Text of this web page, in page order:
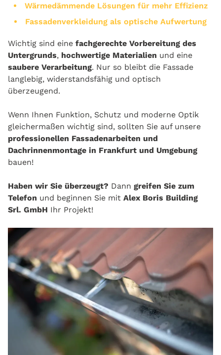
Wärmedämmende Lösungen für mehr Effizienz
Fassadenverkleidung als optische Aufwertung
Wichtig sind eine fachgerechte Vorbereitung des
Untergrunds, hochwertige Materialien und eine
saubere Verarbeitung. Nur so bleibt die Fassade
langlebig, widerstandsfähig und optisch
überzeugend.
Wenn Ihnen Funktion, Schutz und moderne Optik
gleichermaßen wichtig sind, sollten Sie auf unsere
professionellen Fassadenarbeiten und
Dachrinnenmontage in Frankfurt und Umgebung
bauen!
Haben wir Sie überzeugt? Dann greifen Sie zum
Telefon und beginnen Sie mit Alex Boris Building
Srl. GmbH Ihr Projekt!